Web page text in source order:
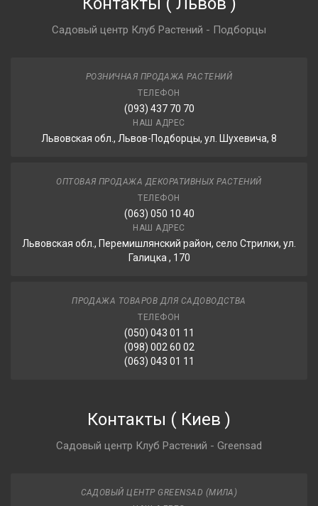
Садовый центр Клуб Растений - Подборцы
РОЗНИЧНАЯ ПРОДАЖА РАСТЕНИЙ
ТЕЛЕФОН
(093) 437 70 70
НАШ АДРЕС
Львовская обл., Львов-Подборцы, ул. Шухевича, 8
ОПТОВАЯ ПРОДАЖА ДЕКОРАТИВНЫХ РАСТЕНИЙ
ТЕЛЕФОН
(063) 050 10 40
НАШ АДРЕС
Львовская обл., Перемишлянский район, село Стрилки, ул.
Галицка , 170
ПРОДАЖА ТОВАРОВ ДЛЯ САДОВОДСТВА
ТЕЛЕФОН
(050) 043 01 11
(098) 002 60 02
(063) 043 01 11
Контакты ( Киев )
Садовый центр Клуб Растений - Greensad
САДОВЫЙ ЦЕНТР GREENSAD (МИЛА)